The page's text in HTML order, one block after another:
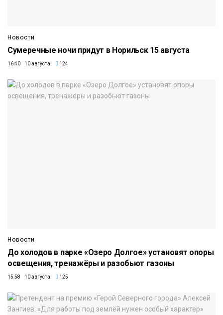
Новости
Сумеречные ночи придут в Норильск 15 августа
16:40 10 августа 124
Новости
До холодов в парке «Озеро Долгое» установят опоры
освещения, тренажёры и разобьют газоны
15:58 10 августа 125